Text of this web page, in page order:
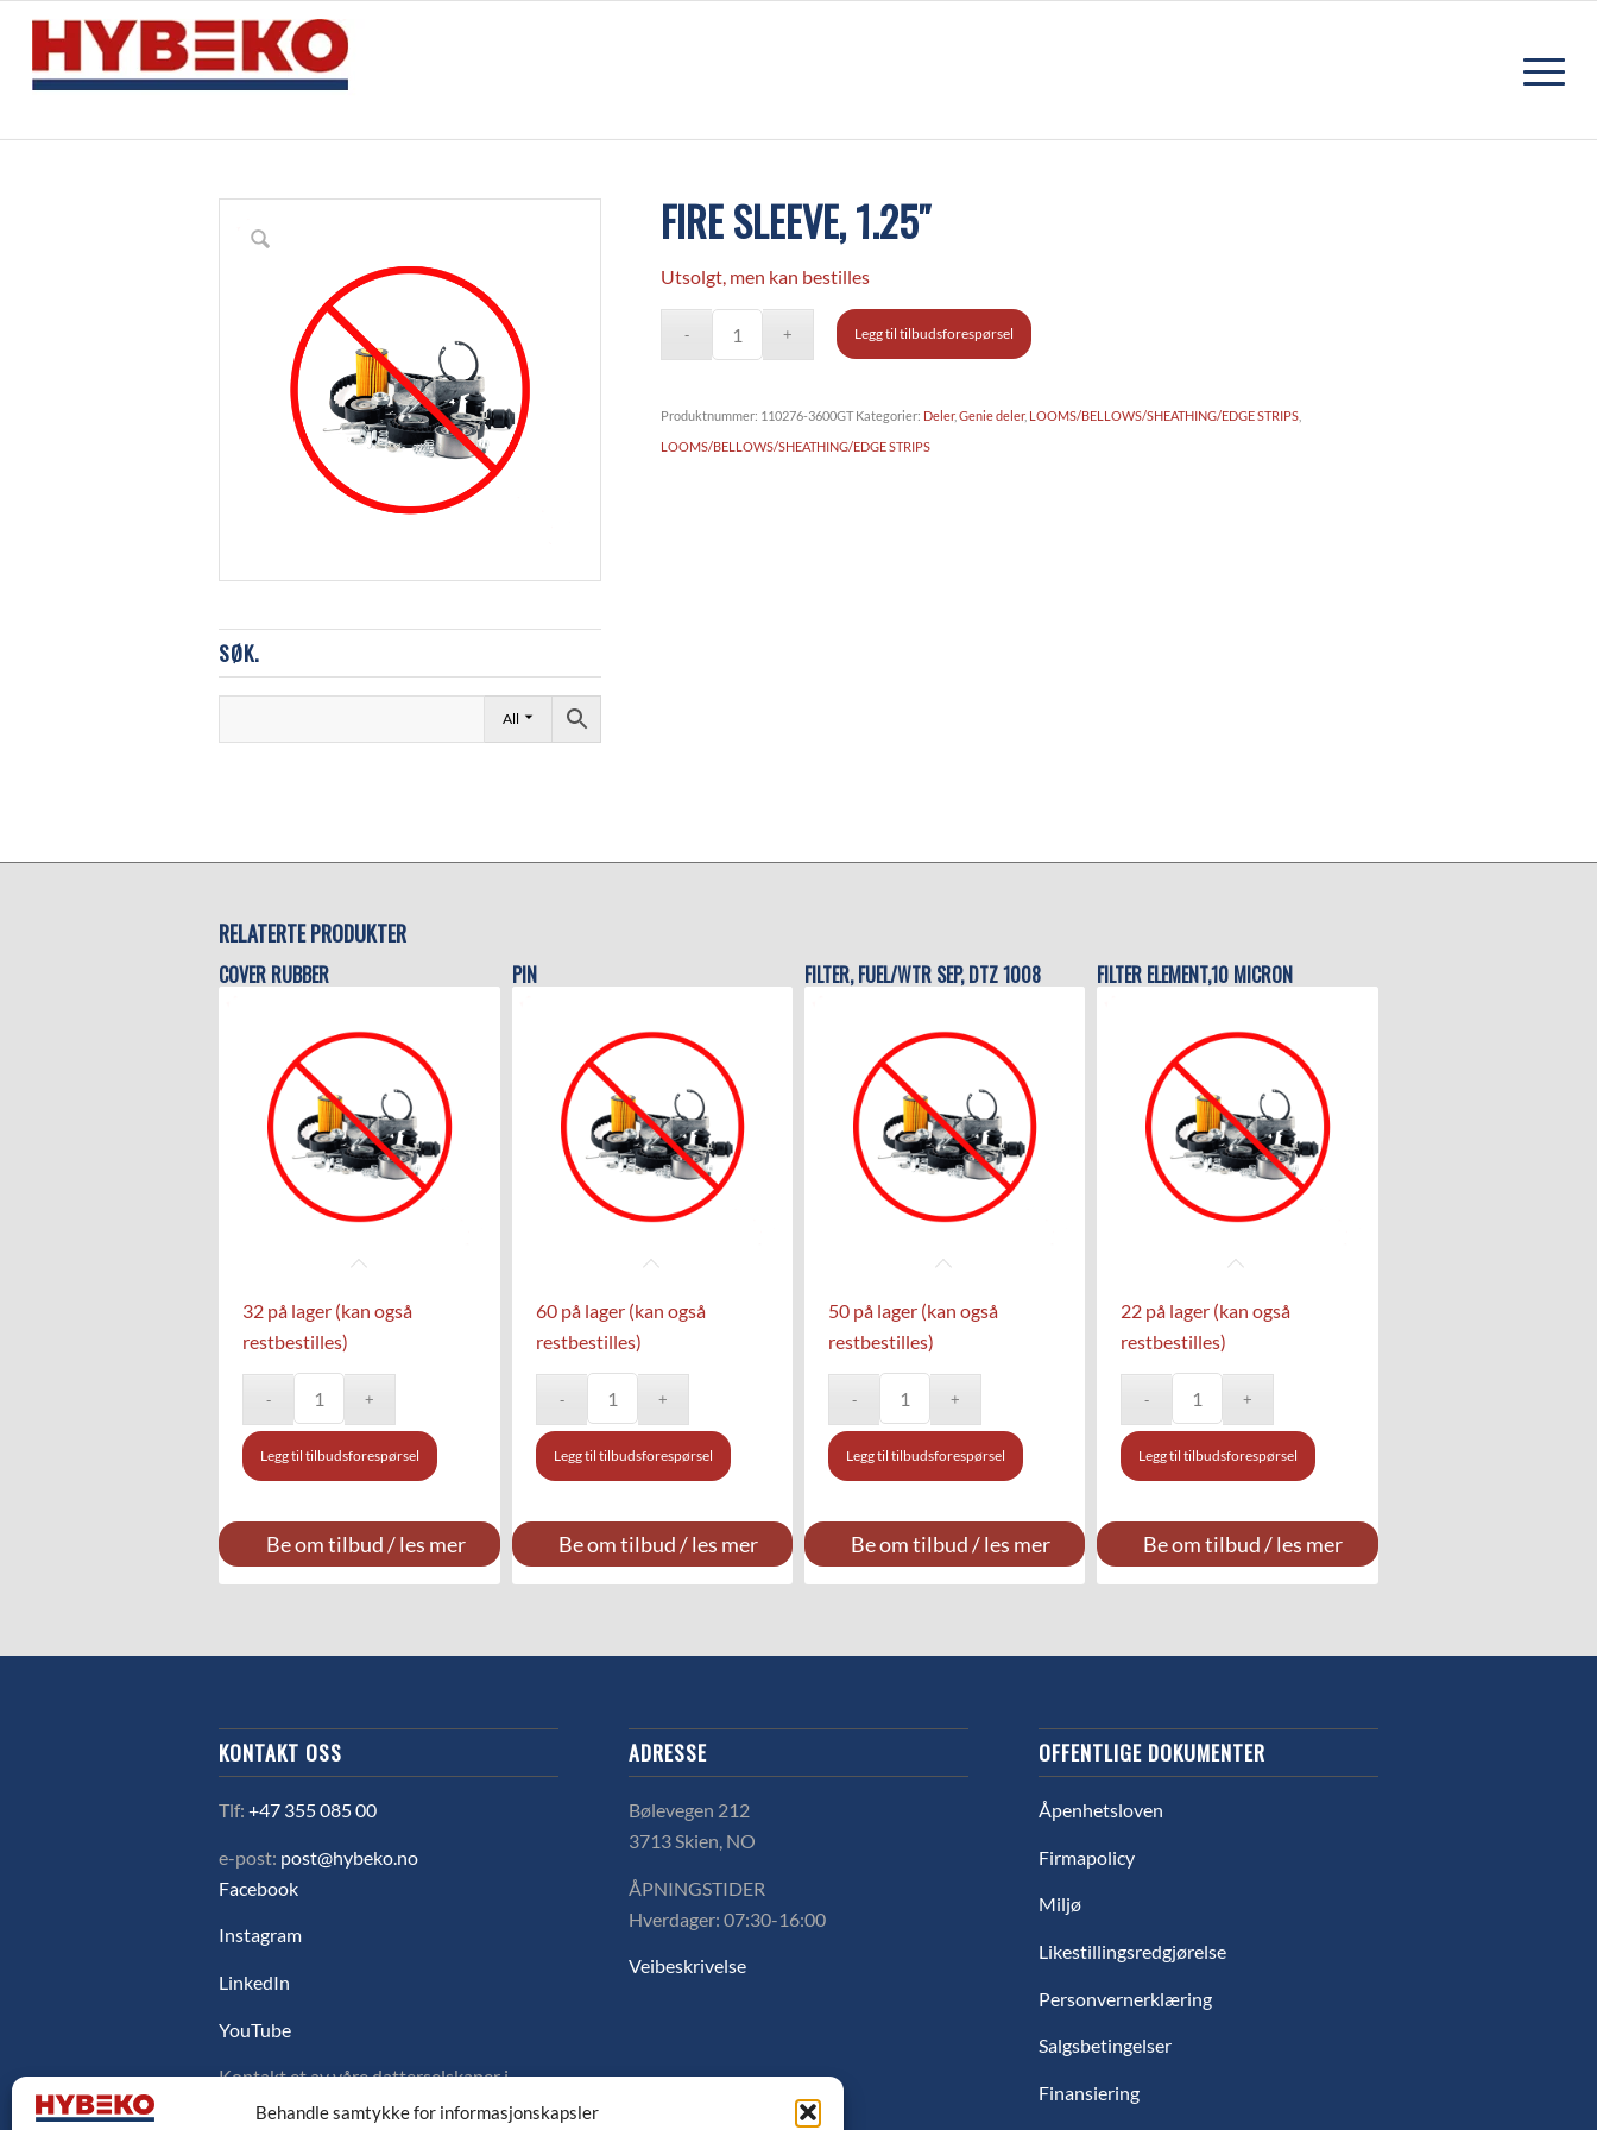
Behandle samtykke for informasjonskapsler
SØK.
All
FIRE SLEEVE, 1.25″
Utsolgt, men kan bestilles
Legg til tilbudsforespørsel
Produktnummer: 110276-3600GT Kategorier: Deler,Genie deler, LOOMS/BELLOWS/SHEATHING/EDGE STRIPS
LOOMS/BELLOWS/SHEATHING/EDGE STRIPS
RELATERTE PRODUKTER
COVER RUBBER
32 på lager (kan også
restbestilles)
Legg til tilbudsforespørsel
Be om tilbud / les mer
PIN
60 på lager (kan også
restbestilles)
Legg til tilbudsforespørsel
Be om tilbud / les mer
FILTER, FUEL/WTR SEP, DTZ 1008
50 på lager (kan også
restbestilles)
Legg til tilbudsforespørsel
Be om tilbud / les mer
FILTER ELEMENT,10 MICRON
22 på lager (kan også
restbestilles)
Legg til tilbudsforespørsel
Be om tilbud / les mer
KONTAKT OSS
Tlf:+47 355 085 00
e-post: post@hybeko.no
Facebook
Instagram
LinkedIn
YouTube
Kontakt et av våre datterselskaper i
Sverige, Danmark eller Finland ved å
ADRESSE
Bølevegen 212
3713 Skien, NO
ÅPNINGSTIDER
Hverdager: 07:30-16:00
Veibeskrivelse
OFFENTLIGE DOKUMENTER
Åpenhetsloven
Firmapolicy
Miljø
Likestillingsredgjørelse
Personvernerklæring
Salgsbetingelser
Finansiering